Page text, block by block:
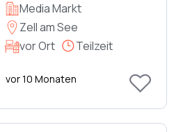
Media Markt
Zell am See
vor Ort
Teilzeit
vor 10 Monaten